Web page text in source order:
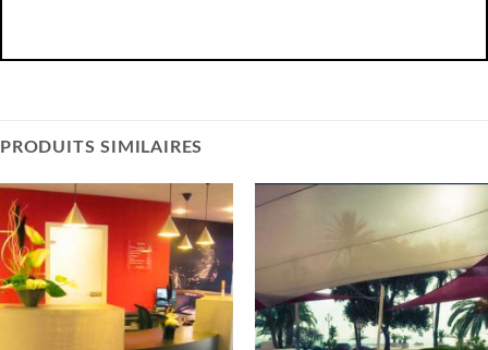
PRODUITS SIMILAIRES